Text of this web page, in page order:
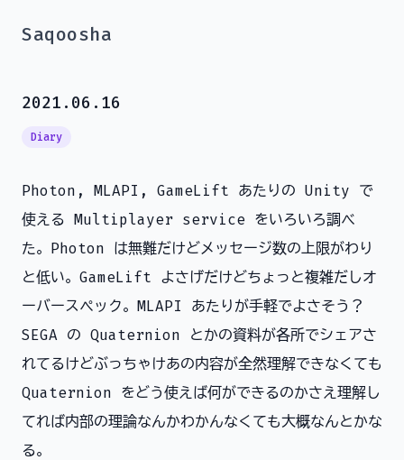
Saqoosha
2021.06.16
Diary
Photon, MLAPI, GameLift あたりの Unity で
使える Multiplayer service をいろいろ調べ
た。Photon は無難だけどメッセージ数の上限がわり
と低い。GameLift よさげだけどちょっと複雑だしオ
ーバースペック。MLAPI あたりが手軽でよさそう？
SEGA の Quaternion とかの資料が各所でシェアさ
れてるけどぶっちゃけあの内容が全然理解できなくても
Quaternion をどう使えば何ができるのかさえ理解し
てれば内部の理論なんかわかんなくても大概なんとかな
る。